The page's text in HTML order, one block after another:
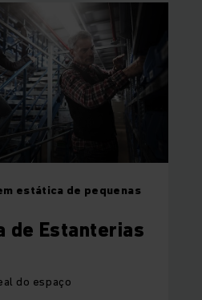
estática de pequenas
de Estanterias
do espaço